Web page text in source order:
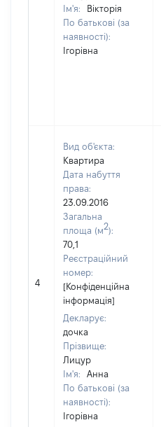
Ім'я:
Вікторія
По батькові (за
наявності):
Ігорівна
4
Вид об'єкта:
Квартира
Дата набуття
права:
23.09.2016
Загальна
площа (м2):
70,1
Реєстраційний
номер:
[Конфіденційна
інформація]
Декларує:
дочка
Прізвище:
Лицур
Ім'я:
Анна
По батькові (за
наявності):
Ігорівна